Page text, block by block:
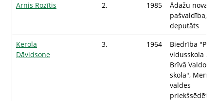
Arnis Rozītis
2. 1985
Ādažu novada
pašvaldība,
deputāts
Kerola
Dāvidsone
3. 1964
Biedrība
vidusskola
Brīvā Valdorfa
skola",
valdes
priekšsēdētāja